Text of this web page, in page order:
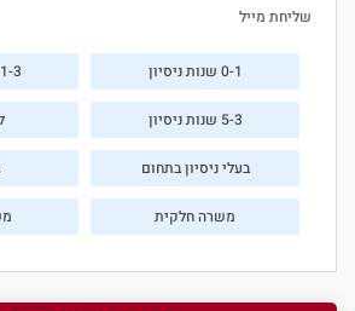
שליחת מייל
0-1 שנות ניסיון 1-3 שנות ניסיון
5-3 שנות ניסיון
בעלי ניסיון בתחום
משרה חלקית